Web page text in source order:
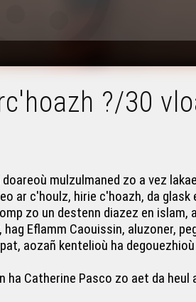
?/30
mulzulmaned zo a vez
ar c'houlz, hirie c'hoazh, da glask
zo un destenn diazez en islam,
Eflamm Caouissin, aluzoner,
aozañ kentelioù ha
Catherine Pasco zo aet da heul